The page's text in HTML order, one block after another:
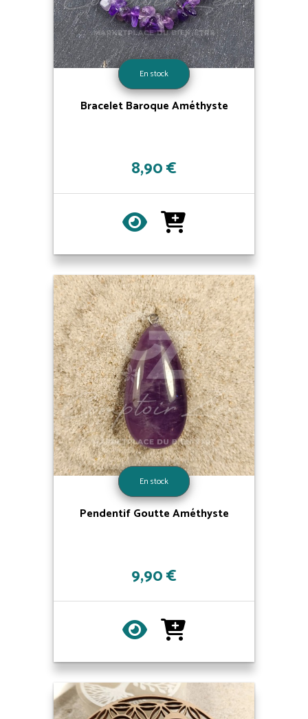
En stock
Bracelet Baroque Améthyste
8,90 €
En stock
Pendentif Goutte Améthyste
9,90 €